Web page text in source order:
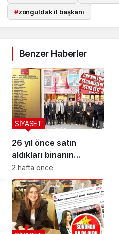
#zonguldak il başkanı
Benzer Haberler
26 yıl önce satın
aldıkları binanın
önünde buruk veda
SİYASET
2 hafta önce